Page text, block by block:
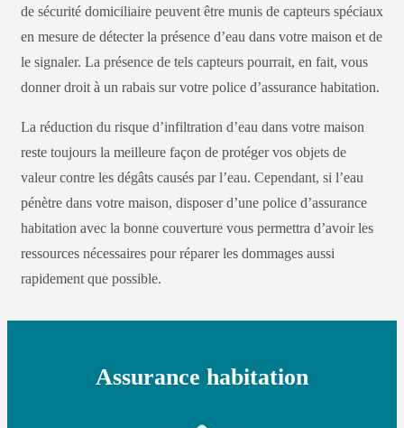
de sécurité domiciliaire peuvent être munis de capteurs spéciaux
en mesure de détecter la présence d’eau dans votre maison et de
le signaler. La présence de tels capteurs pourrait, en fait, vous
donner droit à un rabais sur votre police d’assurance habitation.
La réduction du risque d’infiltration d’eau dans votre maison
reste toujours la meilleure façon de protéger vos objets de
valeur contre les dégâts causés par l’eau. Cependant, si l’eau
pénètre dans votre maison, disposer d’une police d’assurance
habitation avec la bonne couverture vous permettra d’avoir les
ressources nécessaires pour réparer les dommages aussi
rapidement que possible.
Assurance habitation